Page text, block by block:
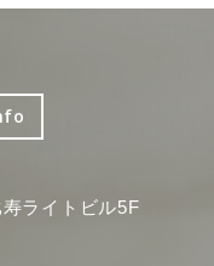
ライトビル5F